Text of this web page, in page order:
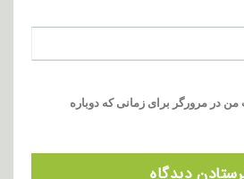
من در مرورگر برای زمانی که دوباره